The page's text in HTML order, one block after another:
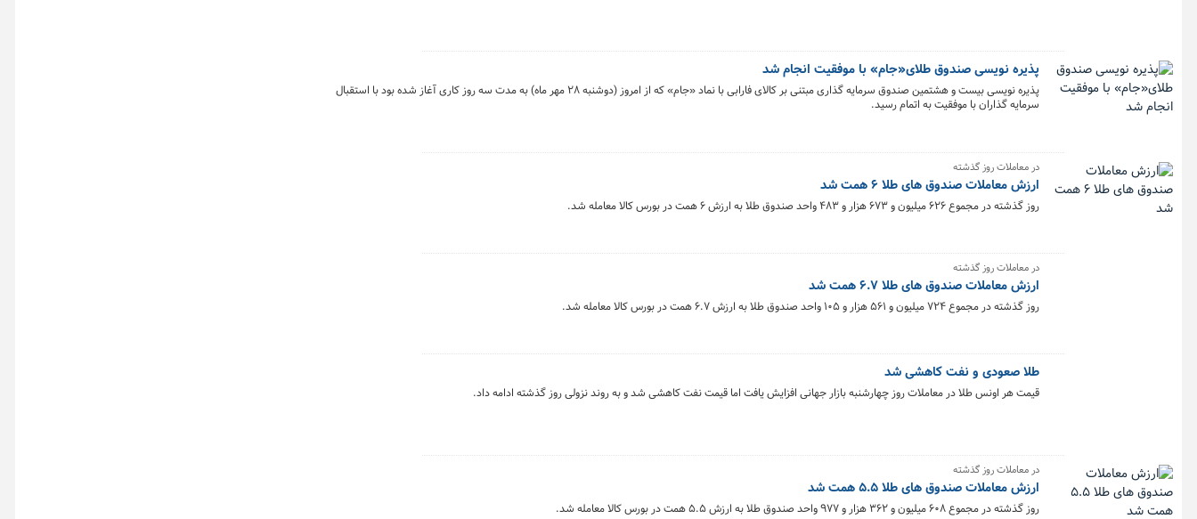
پذیره نویسی صندوق طلای«جام» با موفقیت انجام شد
پذیره‌ نویسی بیست‌ و هشتمین صندوق سرمایه گذاری مبتنی بر کالای فارابی با نماد «جام» که از امروز (دوشنبه ۲۸ مهر ماه) به مدت سه روز کاری آغاز شده بود با استقبال
سرمایه گذاران با موفقیت به اتمام رسید.
در معاملات روز گذشته
ارزش معاملات صندوق های طلا ۶ همت شد
روز گذشته در مجموع ۶۲۶ میلیون و ۶۷۳ هزار و ۴۸۳ واحد صندوق طلا به ارزش ۶ همت در بورس کالا معامله شد.
در معاملات روز گذشته
ارزش معاملات صندوق های طلا ۶.۷ همت شد
روز گذشته در مجموع ۷۲۴ میلیون و ۵۶۱ هزار و ۱۰۵ واحد صندوق طلا به ارزش ۶.۷ همت در بورس کالا معامله شد.
طلا صعودی و نفت کاهشی شد
قیمت هر اونس طلا در معاملات روز چهارشنبه بازار جهانی افزایش یافت اما قیمت نفت کاهشی شد و به روند نزولی روز گذشته ادامه داد.
در معاملات روز گذشته
ارزش معاملات صندوق های طلا ۵.۵ همت شد
روز گذشته در مجموع ۶۰۸ میلیون و ۳۶۲ هزار و ۹۷۷ واحد صندوق طلا به ارزش ۵.۵ همت در بورس کالا معامله شد.